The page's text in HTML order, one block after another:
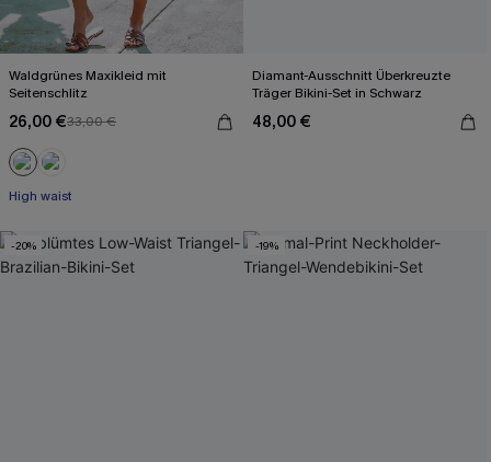
Waldgrünes Maxikleid mit
Seitenschlitz
26,00 €33,00 €
High waist
Diamant-Ausschnitt Überkreuzte
Träger Bikini-Set in Schwarz
48,00 €
-20% -19%